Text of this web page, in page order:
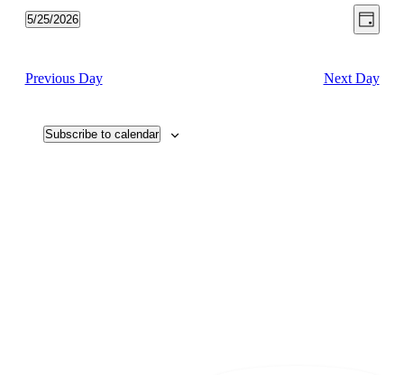
Day
5/25/2026
Previous Day
Next Day
Subscribe to calendar